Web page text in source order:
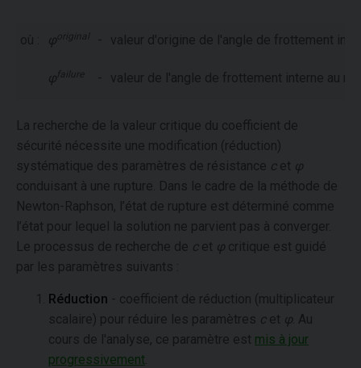
où : φ original - valeur d'origine de l'angle de frottement
φ failure - valeur de l'angle de frottement interne au
La recherche de la valeur critique du coefficient de
sécurité nécessite une modification (réduction)
systématique des paramètres de résistance cet φ
conduisant à une rupture. Dans le cadre de la méthode de
Newton-Raphson, l’état de rupture est déterminé comme
l’état pour lequel la solution ne parvient pas à converger.
Le processus de recherche de cet φ critique est guidé
par les paramètres suivants :
Réduction - coefficient de réduction (multiplicateur
scalaire) pour réduire les paramètres cet φ . Au
cours de l'analyse, ce paramètre est mis à jour
progressivement